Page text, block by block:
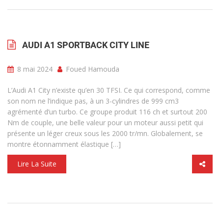
AUDI A1 SPORTBACK CITY LINE
8 mai 2024 Foued Hamouda
L’Audi A1 City n’existe qu’en 30 TFSI. Ce qui correspond, comme
son nom ne l’indique pas, à un 3-cylindres de 999 cm3
agrémenté d’un turbo. Ce groupe produit 116 ch et surtout 200
Nm de couple, une belle valeur pour un moteur aussi petit qui
présente un léger creux sous les 2000 tr/mn. Globalement, se
montre étonnamment élastique […]
Lire La Suite